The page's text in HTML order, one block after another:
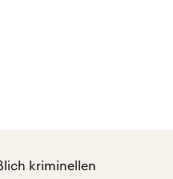
kriminellen